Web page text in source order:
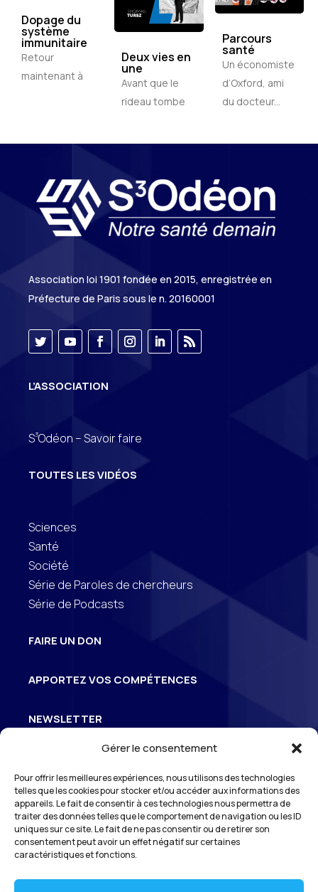
Gérer le consentement
Pour offrir les meilleures expériences, nous utilisons des technologies
telles que les cookies pour stocker et/ou accéder aux informations des
appareils. Le fait de consentir à ces technologies nous permettra de
traiter des données telles que le comportement de navigation ou les ID
uniques sur ce site. Le fait de ne pas consentir ou de retirer son
consentement peut avoir un effet négatif sur certaines
caractéristiques et fonctions.
Dopage du
système
immunitaire
Retour
maintenant à
Deux vies en
une
Avant que le
rideau tombe
Parcours
santé
Un économiste
d’Oxford, ami
du docteur...
Association loi 1901 fondée en 2015, enregistrée en
Préfecture de Paris sous le n. 20160001
L’ASSOCIATION
S3Odéon – Savoir faire
TOUTES LES VIDÉOS
Sciences
Santé
Société
Série de Paroles de chercheurs
Série de Podcasts
FAIRE UN DON
APPORTEZ VOS COMPÉTENCES
NEWSLETTER
Inscrivez-vous à la newsletter pour suivre
l’actualité de S Odéon
*En vous inscrivant à notre newsletter, vous reconnaissez avoir pris
connaissance de notrepolitique de gestion des données personnelles
vous l’acceptez.